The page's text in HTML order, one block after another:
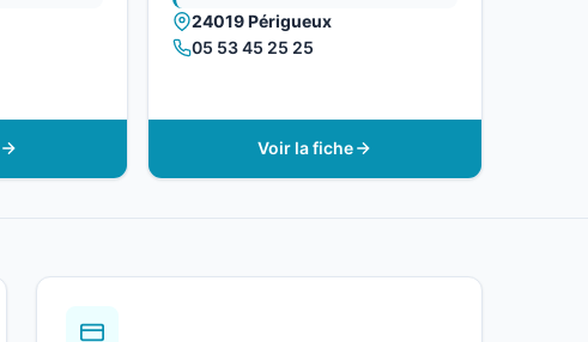
24019 Périgueux
05 53 45 25 25
Voir la fiche